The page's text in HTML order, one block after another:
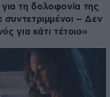
τη δολοφονία της
συντετριμμένοι – Δεν
για κάτι τέτοιο»